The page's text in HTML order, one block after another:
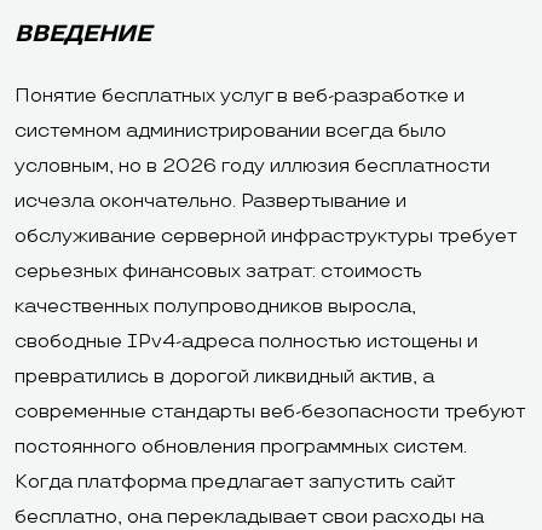
ВВЕДЕНИЕ
Понятие бесплатных услуг в веб-разработке и
системном администрировании всегда было
условным, но в 2026 году иллюзия бесплатности
исчезла окончательно. Развертывание и
обслуживание серверной инфраструктуры требует
серьезных финансовых затрат: стоимость
качественных полупроводников выросла,
свободные IPv4-адреса полностью истощены и
превратились в дорогой ликвидный актив, а
современные стандарты веб-безопасности требуют
постоянного обновления программных систем.
Когда платформа предлагает запустить сайт
бесплатно, она перекладывает свои расходы на